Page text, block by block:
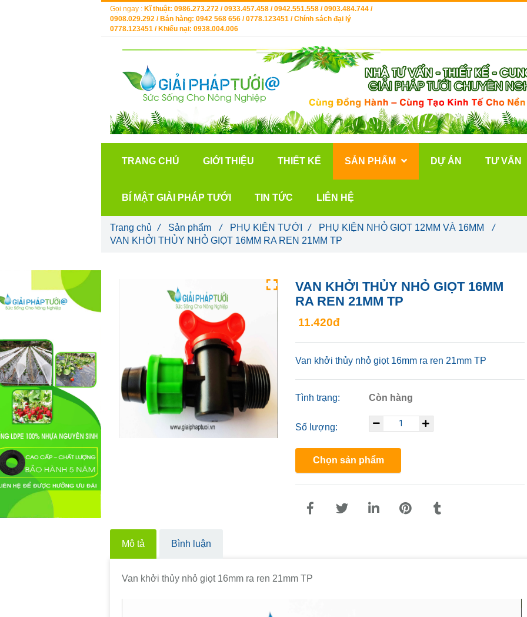
VAN KHỞI THỦY NHỎ GIỌT 16MM
RA REN 21MM TP
11.420đ
Van khởi thủy nhỏ giọt 16mm ra ren 21mm TP
Tình trạng: Còn hàng
Số lượng:
Chọn sản phẩm
Mô tả Bình luận
Van khởi thủy nhỏ giọt 16mm ra ren 21mm TP
Trang chủ / Sản phẩm / PHỤ KIỆN TƯỚI / PHỤ KIỆN NHỎ GIỌT 12MM VÀ 16MM
/
VAN KHỞI THỦY NHỎ GIỌT 16MM RA REN 21MM TP
Gọi ngay : Kĩ thuật: 0986.273.272 / 0933.457.458 / 0942.551.558 / 0903.484.744 /
0908.029.292 / Bán hàng: 0942 568 656 / 0778.123451 / Chính sách đại lý
0778.123451 / Khiếu nại: 0938.004.006
TRANG CHỦ GIỚI THIỆU THIẾT KẾ SẢN PHẨM DỰ ÁN TƯ VẤN
BÍ MẬT GIẢI PHÁP TƯỚI TIN TỨC LIÊN HỆ